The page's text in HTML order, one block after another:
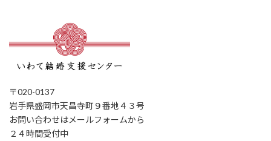
〒020-0137
岩手県盛岡市天昌寺町９番地４３号
お問い合わせはメールフォームから
２４時間受付中